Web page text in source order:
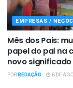
EMPRESAS /
Mês dos Pais:
papel do pai na
novo significado
PORREDAÇÃO 6 DE